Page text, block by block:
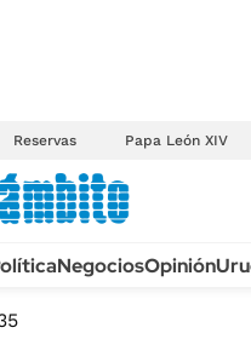
Reservas Papa León XIV
NegociosOpinión